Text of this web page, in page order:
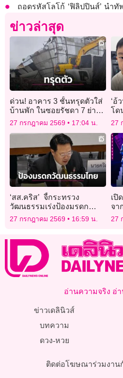
ถอดรหัสโลโก้ ‘ฟิลิปปินส์’ นำทั
ข่าวล่าสุด
ด่วน! อาคาร 3 ชั้นทรุดตัวใส่
บ้านพัก ในซอยรัชดา 7 ย่าน
ห้วยขวาง
27 กรกฎาคม 2569 17:04 น.
‘อ้
โด
ถ้า
เ
27
‘สส.คริส’ จี้กระทรวง
วัฒนธรรมเร่งป้องมรดก
วัฒนธรรมไทยหลังมวยไทย
ถูกเคลมเป็น ‘กุนขแมร์’
27 กรกฎาคม 2569 16:59 น.
เปิ
จา
ห้อ
ถ
27
อ่านความจริง อ่
ข่าวเดลินิวส์
บทความ
ดวง-หวย
ติดต่อโฆษณาร่วมงาน